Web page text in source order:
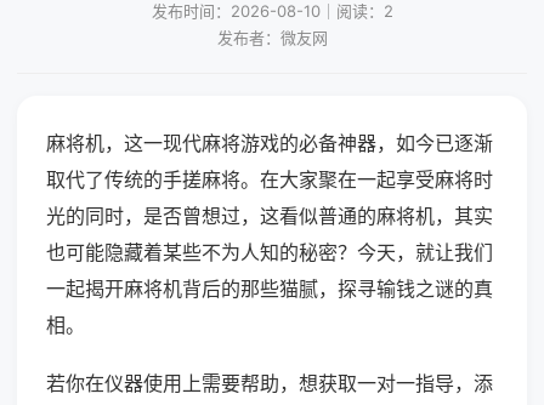
发布时间：2026-08-10｜阅读：2
发布者：微友网
麻将机，这一现代麻将游戏的必备神器，如今已逐渐
取代了传统的手搓麻将。在大家聚在一起享受麻将时
光的同时，是否曾想过，这看似普通的麻将机，其实
也可能隐藏着某些不为人知的秘密？今天，就让我们
一起揭开麻将机背后的那些猫腻，探寻输钱之谜的真
相。
若你在仪器使用上需要帮助，想获取一对一指导，添